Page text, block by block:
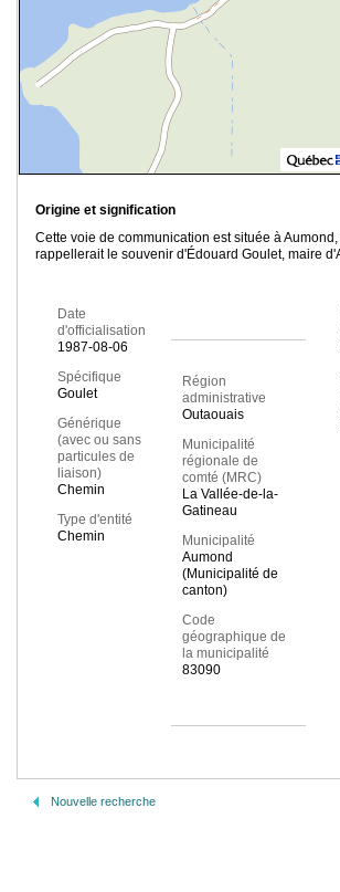
Origine et signification
Cette voie de communication est située à
rappellerait le souvenir d'Édouard Goulet, maire
Date
d'officialisation
1987-08-06
Spécifique
Goulet
Générique
(avec ou sans
particules de
liaison)
Chemin
Type d'entité
Chemin
Région
administrative
Outaouais
Municipalité
régionale de
comté (MRC)
La Vallée-de-la-
Gatineau
Municipalité
Aumond
(Municipalité de
canton)
Code
géographique de
la municipalité
83090
Nouvelle recherche